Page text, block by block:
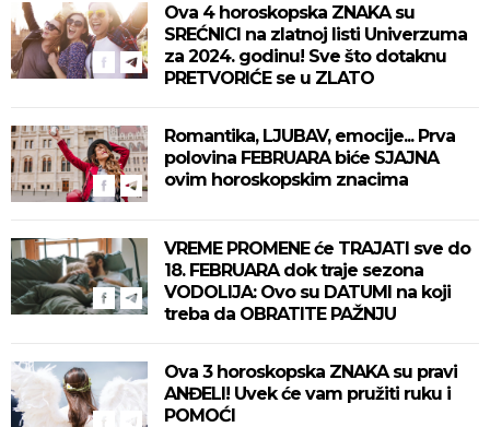
Ova 4 horoskopska ZNAKA su
SREĆNICI na zlatnoj listi Univerzuma
za 2024. godinu! Sve što dotaknu
PRETVORIĆE se u ZLATO
Romantika, LJUBAV, emocije... Prva
polovina FEBRUARA biće SJAJNA
ovim horoskopskim znacima
VREME PROMENE će TRAJATI sve do
18. FEBRUARA dok traje sezona
VODOLIJA: Ovo su DATUMI na koji
treba da OBRATITE PAŽNJU
Ova 3 horoskopska ZNAKA su pravi
ANĐELI! Uvek će vam pružiti ruku i
POMOĆI